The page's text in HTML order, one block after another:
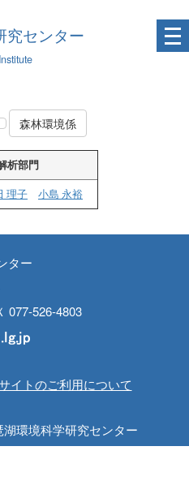
究センター
森林環境係
析部門
理子 小島 永裕
ター
077-526-4803
イトのご利用について
環境科学研究センター